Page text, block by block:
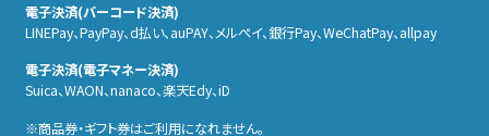
電子決済(バーコード決済)
LINEPay、PayPay、d払い、auPAY、メルぺイ、銀行Pay、WeChatPay、allpay
電子決済(電子マネー決済)
Suica、WAON、nanaco、楽天Edy、iD
商品券・ギフト券はご利用になれません。